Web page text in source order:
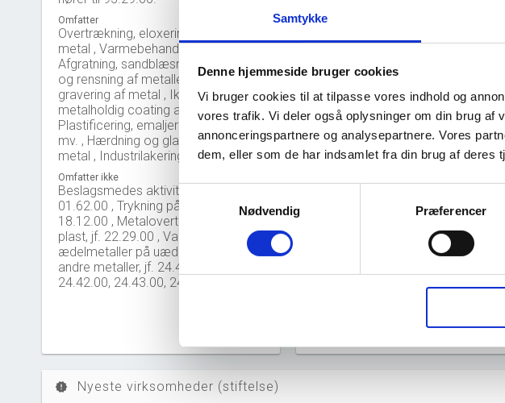
Samtykke
Denne hjemmeside bruger cookies
Vi bruger cookies til at tilpasse vores indhold og
vores trafik. Vi deler også oplysninger om din brug af
annonceringspartnere og analysepartnere. Vores
dem, eller som de har indsamlet fra din brug af deres
Samtykkevalg
Nødvendig
Præferencer
Omfatter
Overtrækning, eloxering mv. af
metal , Varmebehandling af metal ,
Afgratning, sandblæsning, tromling
og rensning af metaller , Farvning og
gravering af metal , Ikke-
metalholdig coating af metal: ,
Plastificering, emaljering, lakering
mv. , Hærdning og glansslibning af
metal , Industrilakering
Omfatter ikke
Beslagsmedes aktiviteter, jf.
01.62.00 , Trykning på metal, jf.
18.12.00 , Metalovertrækning af
plast, jf. 22.29.00 , Valsning af
ædelmetaller på uædelt metal eller
andre metaller, jf. 24.41.00,
24.42.00, 24.43.00, 24.44.00
2016 2017 2018 2019
30
40
new_releases Nyeste virksomheder (stiftelse)